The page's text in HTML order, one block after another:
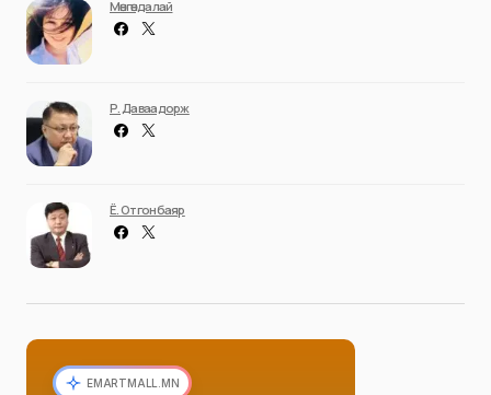
Мөнгөндалай
Р. Даваадорж
Ё. Отгонбаяр
EMARTMALL.MN